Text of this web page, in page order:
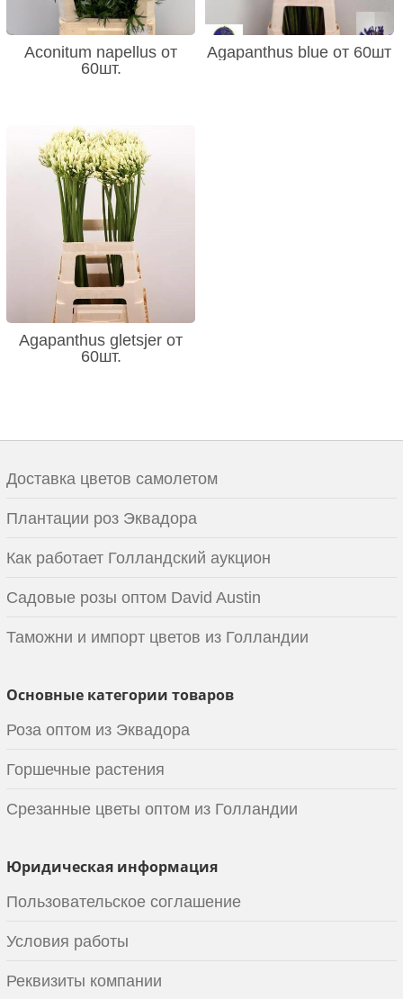
Aconitum napellus от
60шт.
Agapanthus blue от 60шт
Agapanthus gletsjer от
60шт.
Доставка цветов самолетом
Плантации роз Эквадора
Как работает Голландский аукцион
Садовые розы оптом David Austin
Таможни и импорт цветов из Голландии
Основные категории товаров
Роза оптом из Эквадора
Горшечные растения
Срезанные цветы оптом из Голландии
Юридическая информация
Пользовательское соглашение
Условия работы
Реквизиты компании